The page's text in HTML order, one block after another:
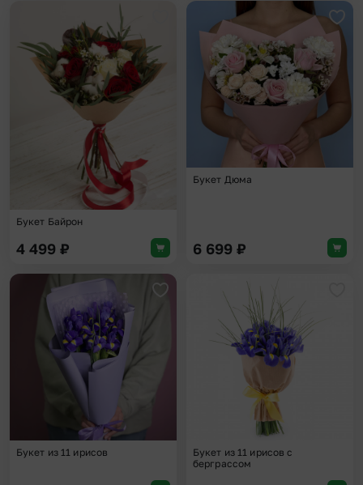
Добавить в избранное
Букет Байрон
4 499 ₽
Букет Дюма
6 699 ₽
Добавить в избранное
Букет из 11 ирисов
Букет из 11 ирисов с
берграссом